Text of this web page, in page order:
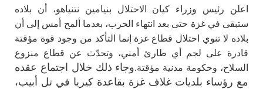
اعلن رئيس وزراء كيان الاحتلال بنيامين نتنياهو، أن بلاده
ستبقى في غزة حتى بعد انتهاء الحرب، بعدما ألمح أمس إلى أن
بلاده لا تنوي احتلال قطاع غزة إنما التأكد من وجود قوة مؤقتة
قادرة على لجم أي طارئ أمني، وتحدّث عن قطاع منزوع
السلاح، وحكومة مدنية مؤقتة.وجاء ذلك خلال اجتماع عقده
مع رؤساء بلديات غلاف غزة بقاعدة كيريا في تل أبيب،